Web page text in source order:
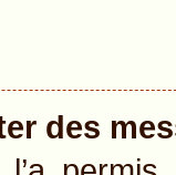
des